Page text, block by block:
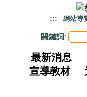
::: 網站導
關鍵詞:
最新消息
宣導教材